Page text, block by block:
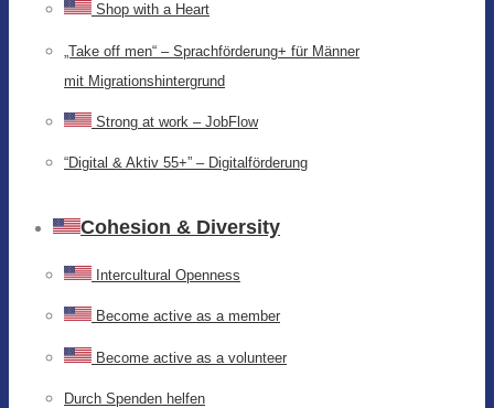
Shop with a Heart
„Take off men“ – Sprachförderung+ für Männer
mit Migrationshintergrund
Strong at work – JobFlow
“Digital & Aktiv 55+” – Digitalförderung
Cohesion & Diversity
Intercultural Openness
Become active as a member
Become active as a volunteer
Durch Spenden helfen